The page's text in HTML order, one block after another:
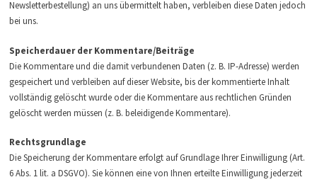
Newsletterbestellung) an uns übermittelt haben, verbleiben diese Daten jedoch
bei uns.
Speicherdauer der Kommentare/Beiträge
Die Kommentare und die damit verbundenen Daten (z. B. IP-Adresse) werden
gespeichert und verbleiben auf dieser Website, bis der kommentierte Inhalt
vollständig gelöscht wurde oder die Kommentare aus rechtlichen Gründen
gelöscht werden müssen (z. B. beleidigende Kommentare).
Rechtsgrundlage
Die Speicherung der Kommentare erfolgt auf Grundlage Ihrer Einwilligung (Art.
6 Abs. 1 lit. a DSGVO). Sie können eine von Ihnen erteilte Einwilligung jederzeit